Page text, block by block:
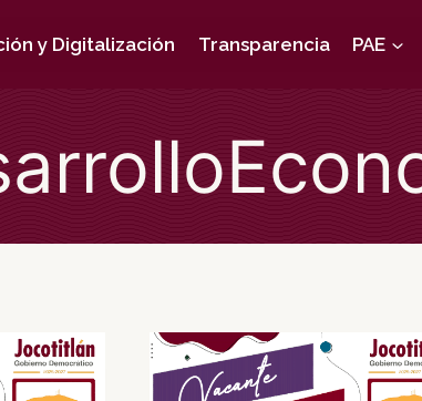
y Digitalización Transparencia PAE